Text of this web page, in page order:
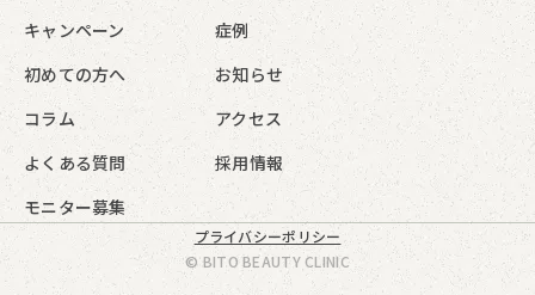
キャンペーン
症例
初めての方へ
お知らせ
コラム
アクセス
よくある質問
採用情報
モニター募集
プライバシーポリシー
© BITO BEAUTY CLINIC